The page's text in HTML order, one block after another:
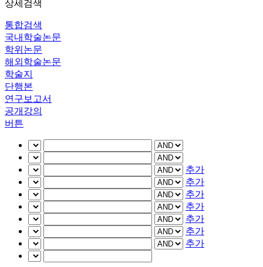
상세검색
통합검색
국내학술논문
학위논문
해외학술논문
학술지
단행본
연구보고서
공개강의
버튼
추가
추가
추가
추가
추가
추가
추가